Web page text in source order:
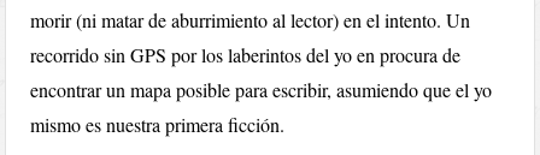
morir (ni matar de aburrimiento al lector) en el intento. Un
recorrido sin GPS por los laberintos del yo en procura de
encontrar un mapa posible para escribir, asumiendo que el yo
mismo es nuestra primera ficción.